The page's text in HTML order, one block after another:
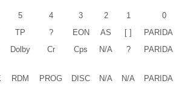
5 4 3 2 1
0
TP ? EON AS [ ]
Dolby Cr Cps N/A ?
RDM PROG DISC N/A N/A